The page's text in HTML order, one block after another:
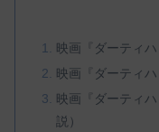
映画『ダーティ
映画『ダーティ
映画『ダーティ
説）